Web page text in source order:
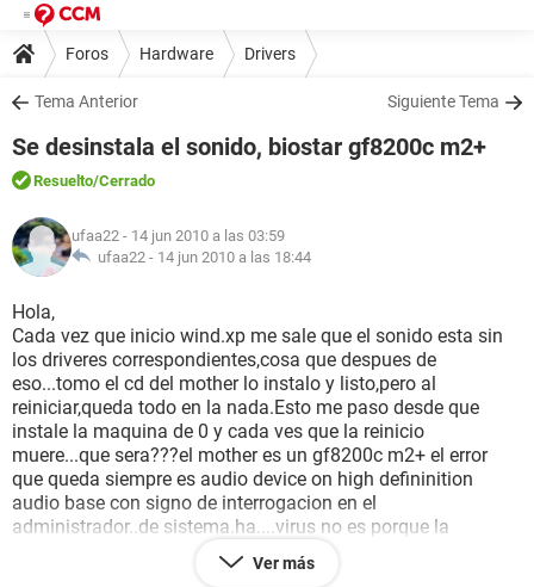
Foros Hardware Drivers
Tema Anterior Siguiente Tema
Se desinstala el sonido, biostar gf8200c m2+
Resuelto/Cerrado
ufaa22 - 14 jun 2010 a las 03:59
ufaa22 - 14 jun 2010 a las 18:44
Hola,
Cada vez que inicio wind.xp me sale que el sonido esta sin
los driveres correspondientes,cosa que despues de
eso...tomo el cd del mother lo instalo y listo,pero al
reiniciar,queda todo en la nada.Esto me paso desde que
instale la maquina de 0 y cada ves que la reinicio
muere...que sera???el mother es un gf8200c m2+ el error
que queda siempre es audio device on high defininition
audio base con signo de interrogacion en el
administrador..de sistema.ha....virus no es porque la
maquina esta recien formateada,y despues que paso la
primera vez formatee 3 o 4 veces mas y siempre lo mismo
Ver más